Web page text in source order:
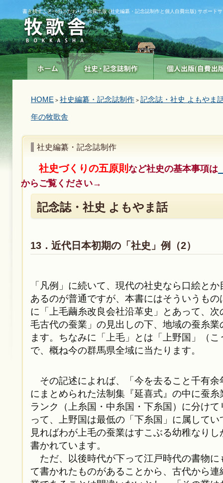
書き残すことへのこだわり 自費出版 (社史編纂・記念誌制作と個人自費出版) サポート
HOME > 社史編纂・記念誌制作 > 記念誌・社史 よもやま
年の牧歌舎
社史編纂・記念誌制作
社史づくりの五原則など社史の基本事項は
からご覧ください→
記念誌・社史 よもやま話
13．近代日本初期の「社史」例（2）
「凡例」に続いて、現代の社史なら口絵と
あるのが普通ですが、本書にはそういうも
に「上毛繭糸改良会社沿革史」とあって、
毛古代の蚕業」の見出しの下、地域の蚕糸
ます。ちなみに「上毛」とは「上野国」（
で、概ね今の群馬県全域に当たります。
その記述によれば、「今を去ること千有余
にまとめられた法制集『延喜式』の中に蚕
ランク（上糸国・中糸国・下糸国）に分け
って、上野国は最低の「下糸国」に属して
見ればわが上毛の蚕業はすこぶる幼稚なり
書かれています。
ただ、以後時代が下って江戸時代の書物に
て書かれたものがあることから、古代から